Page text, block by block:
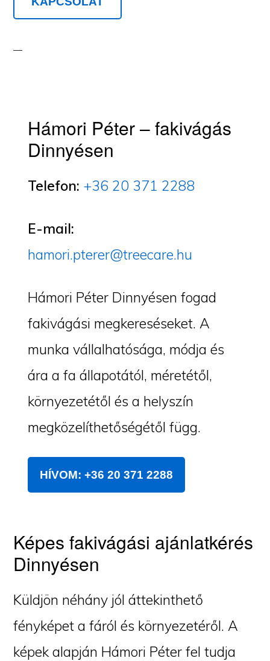
Hámori Péter – fakivágás
Dinnyésen
Telefon: +36 20 371 2288
E-mail:
hamori.pterer@treecare.hu
Hámori Péter Dinnyésen fogad
fakivágási megkereséseket. A
munka vállalhatósága, módja és
ára a fa állapotától, méretétől,
környezetétől és a helyszín
megközelíthetőségétől függ.
HÍVOM: +36 20 371 2288
Képes fakivágási ajánlatkérés
Dinnyésen
Küldjön néhány jól áttekinthető
fényképet a fáról és környezetéről. A
képek alapján Hámori Péter fel tudja